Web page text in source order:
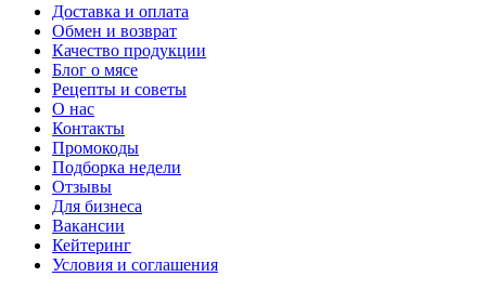
Доставка и оплата
Обмен и возврат
Качество продукции
Блог о мясе
Рецепты и советы
О нас
Контакты
Промокоды
Подборка недели
Отзывы
Для бизнеса
Вакансии
Кейтеринг
Условия и соглашения